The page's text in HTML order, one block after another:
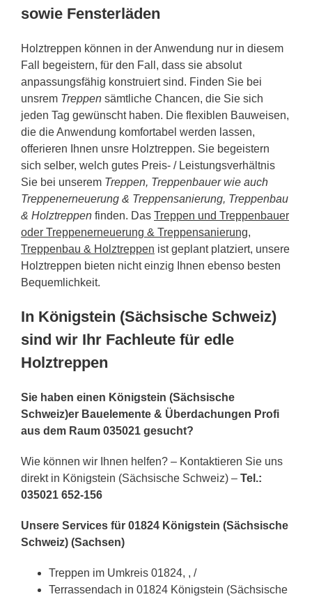
sowie Fensterläden
Holztreppen können in der Anwendung nur in diesem
Fall begeistern, für den Fall, dass sie absolut
anpassungsfähig konstruiert sind. Finden Sie bei
unsrem Treppen sämtliche Chancen, die Sie sich
jeden Tag gewünscht haben. Die flexiblen Bauweisen,
die die Anwendung komfortabel werden lassen,
offerieren Ihnen unsre Holztreppen. Sie begeistern
sich selber, welch gutes Preis- / Leistungsverhältnis
Sie bei unserem Treppen, Treppenbauer wie auch
Treppenerneuerung & Treppensanierung, Treppenbau
& Holztreppen finden. Das Treppen und Treppenbauer
oder Treppenerneuerung & Treppensanierung,
Treppenbau & Holztreppen ist geplant platziert, unsere
Holztreppen bieten nicht einzig Ihnen ebenso besten
Bequemlichkeit.
In Königstein (Sächsische Schweiz)
sind wir Ihr Fachleute für edle
Holztreppen
Sie haben einen Königstein (Sächsische
Schweiz)er Bauelemente & Überdachungen Profi
aus dem Raum 035021 gesucht?
Wie können wir Ihnen helfen? – Kontaktieren Sie uns
direkt in Königstein (Sächsische Schweiz) – Tel.:
035021 652-156
Unsere Services für 01824 Königstein (Sächsische
Schweiz) (Sachsen)
Treppen im Umkreis 01824, , /
Terrassendach in 01824 Königstein (Sächsische